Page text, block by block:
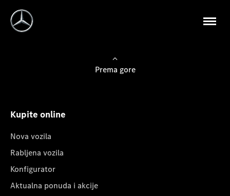
Prema gore
Kupite online
Nova vozila
Rabljena vozila
Konfigurator
Aktualna ponuda i akcije